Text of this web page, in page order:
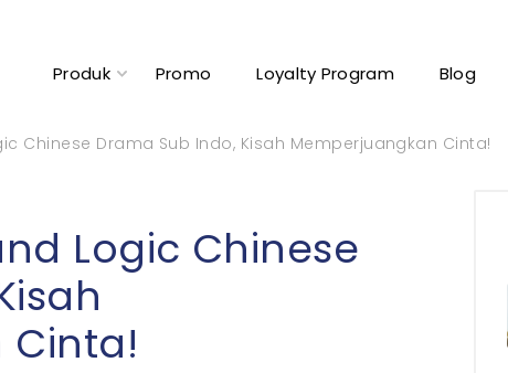
Produk Promo Loyalty Program Blog
Chinese Drama Sub Indo, Kisah Memperjuangkan Cinta!
Logic Chinese